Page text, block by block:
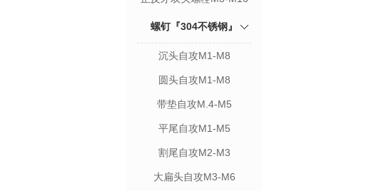
螺钉『304不锈钢』
沉头自攻M1-M8
圆头自攻M1-M8
带垫自攻M.4-M5
平尾自攻M1-M5
割尾自攻M2-M3
大扁头自攻M3-M6